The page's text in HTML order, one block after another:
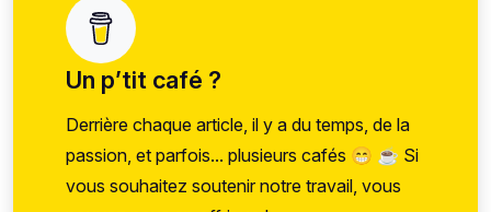
Un p’tit café ?
Derrière chaque article, il y a du temps, de la
passion, et parfois... plusieurs cafés 😁 ☕ Si
vous souhaitez soutenir notre travail, vous